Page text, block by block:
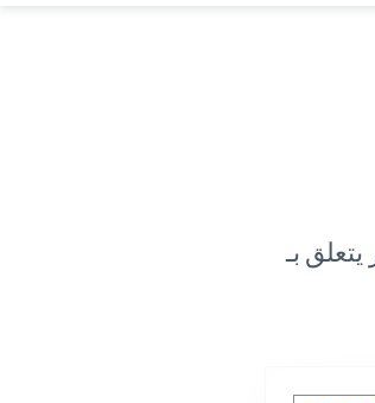
يتعلق بـ